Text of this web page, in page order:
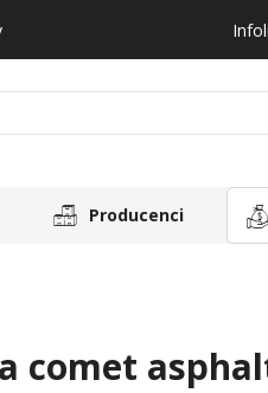
Producenci
comet